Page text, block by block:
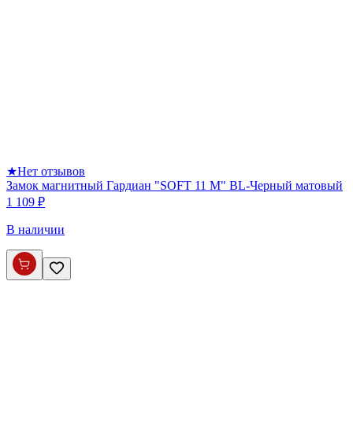
★Нет отзывов
Замок магнитный Гардиан "SOFT 11 M" BL-Черный матовый
1 109 ₽
В наличии